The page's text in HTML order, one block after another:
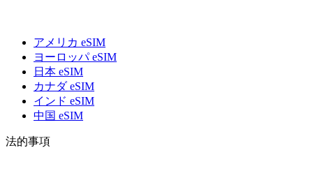
アメリカ eSIM
ヨーロッパ eSIM
日本 eSIM
カナダ eSIM
インド eSIM
中国 eSIM
法的事項